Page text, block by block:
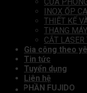
INOX ỐP
THIẾT KẾ
THANG
CẮT LASER
Gia công theo
Tin tức
Tuyển dụng
Liên hệ
PHẦN FUJIDO